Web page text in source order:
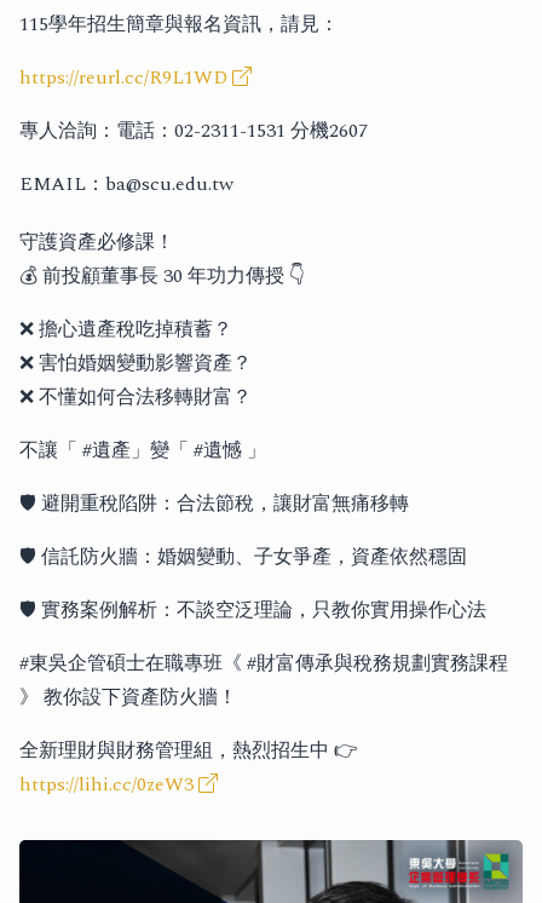
115學年招生簡章與報名資訊，請見：
https://reurl.cc/R9L1WD
專人洽詢：電話：02-2311-1531 分機2607
EMAIL：ba@scu.edu.tw
守護資產必修課！
💰 前投顧董事長 30 年功力傳授 👇
❌ 擔心遺產稅吃掉積蓄？
❌ 害怕婚姻變動影響資產？
❌ 不懂如何合法移轉財富？
不讓「 #遺產」變「 #遺憾 」
🛡 避開重稅陷阱：合法節稅，讓財富無痛移轉
🛡 信託防火牆：婚姻變動、子女爭產，資產依然穩固
🛡 實務案例解析：不談空泛理論，只教你實用操作心法
#東吳企管碩士在職專班《 #財富傳承與稅務規劃實務課程
》 教你設下資產防火牆！
全新理財與財務管理組，熱烈招生中 👉
https://lihi.cc/0zeW3